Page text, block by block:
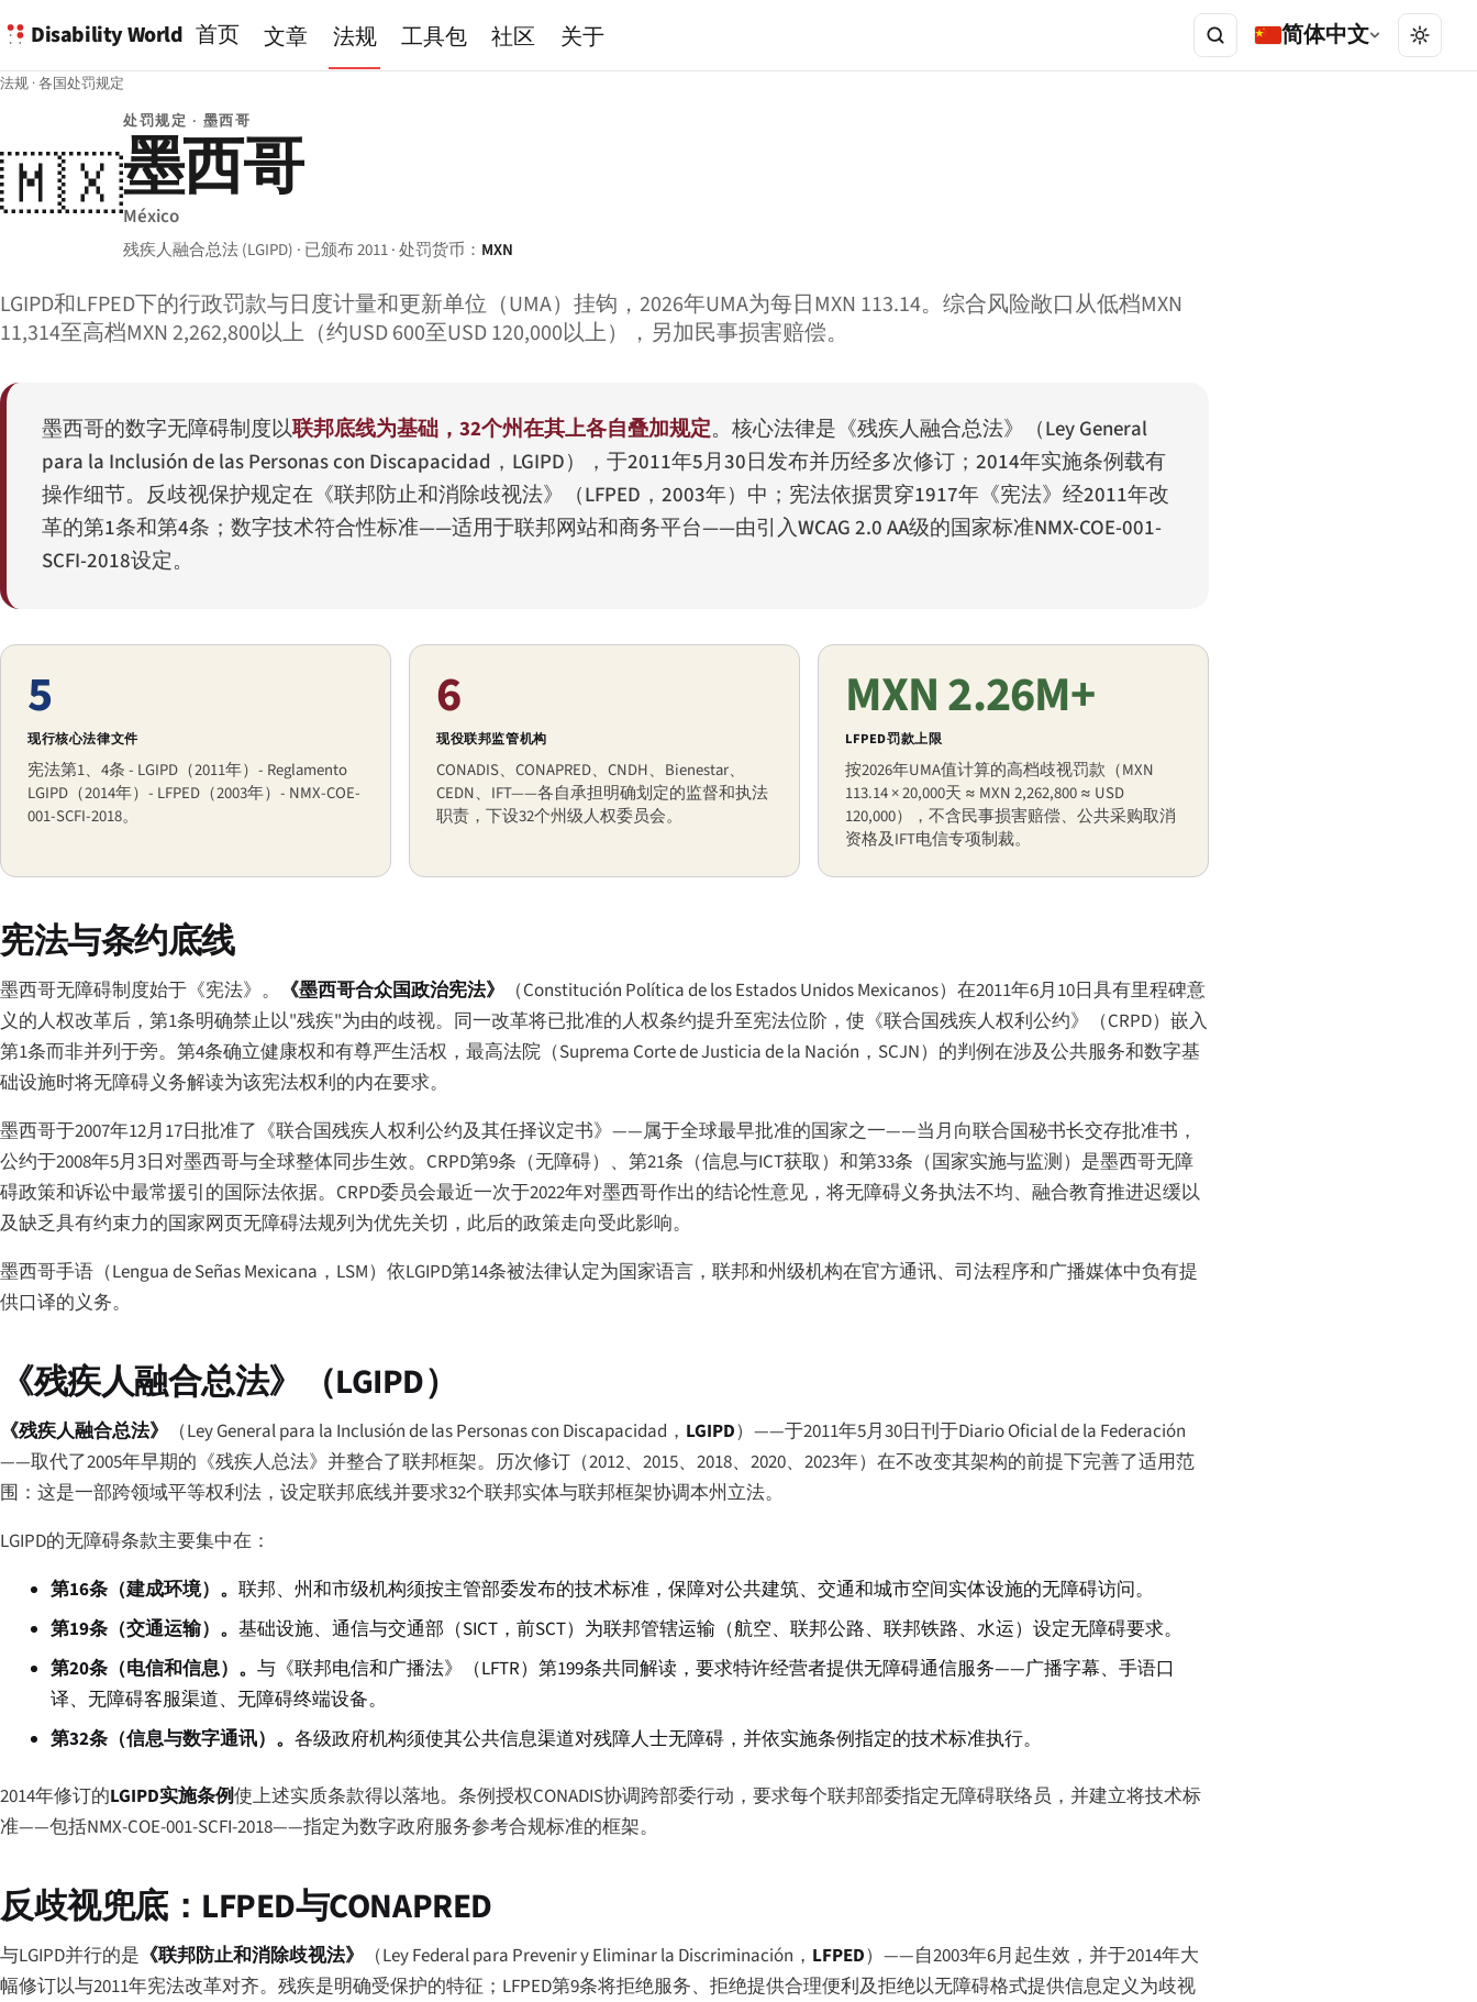
Disability World 首页 文章 法规 工具包 社区 关于 简体中文
法规 ·各国处罚规定
🇲🇽
处罚规定 · 墨西哥
墨西哥
México
残疾人融合总法 (LGIPD) · 已颁布 2011 · 处罚货币： MXN
LGIPD和LFPED下的行政罚款与日度计量和更新单位（UMA）挂钩，2026年UMA为每日MXN 113.14。综合风险敞口从低档MXN
11,314至高档MXN 2,262,800以上（约USD 600至USD 120,000以上），另加民事损害赔偿。
墨西哥的数字无障碍制度以联邦底线为基础，32个州在其上各自叠加规定。核心法律是《残疾人融合总法》（Ley General
para la Inclusión de las Personas con Discapacidad ，LGIPD），于2011年5月30日发布并历经多次修订；2014年实施条例载有
操作细节。反歧视保护规定在《联邦防止和消除歧视法》（LFPED，2003年）中；宪法依据贯穿1917年《宪法》经2011年改
革的第1条和第4条；数字技术符合性标准——适用于联邦网站和商务平台——由引入WCAG 2.0 AA级的国家标准NMX-COE-001-
SCFI-2018设定。
5
现行核心法律文件
宪法第1、4条 - LGIPD（2011年）- Reglamento
LGIPD（2014年）- LFPED（2003年）- NMX-COE-
001-SCFI-2018。
6
现役联邦监管机构
CONADIS、CONAPRED、CNDH、Bienestar、
CEDN、IFT——各自承担明确划定的监督和执法
职责，下设32个州级人权委员会。
MXN 2.26M+
LFPED罚款上限
按2026年UMA值计算的高档歧视罚款（MXN
113.14 × 20,000天 ≈ MXN 2,262,800 ≈ USD
120,000），不含民事损害赔偿、公共采购取消
资格及IFT电信专项制裁。
宪法与条约底线
墨西哥无障碍制度始于《宪法》。 《墨西哥合众国政治宪法》 （Constitución Política de los Estados Unidos Mexicanos）在2011年6月10日具有里程碑意
义的人权改革后，第1条明确禁止以"残疾"为由的歧视。同一改革将已批准的人权条约提升至宪法位阶，使《联合国残疾人权利公约》（CRPD）嵌入
第1条而非并列于旁。第4条确立健康权和有尊严生活权，最高法院（Suprema Corte de Justicia de la Nación ，SCJN）的判例在涉及公共服务和数字基
础设施时将无障碍义务解读为该宪法权利的内在要求。
墨西哥于2007年12月17日批准了《联合国残疾人权利公约及其任择议定书》——属于全球最早批准的国家之一——当月向联合国秘书长交存批准书，
公约于2008年5月3日对墨西哥与全球整体同步生效。CRPD第9条（无障碍）、第21条（信息与ICT获取）和第33条（国家实施与监测）是墨西哥无障
碍政策和诉讼中最常援引的国际法依据。CRPD委员会最近一次于2022年对墨西哥作出的结论性意见，将无障碍义务执法不均、融合教育推进迟缓以
及缺乏具有约束力的国家网页无障碍法规列为优先关切，此后的政策走向受此影响。
墨西哥手语（Lengua de Señas Mexicana ，LSM）依LGIPD第14条被法律认定为国家语言，联邦和州级机构在官方通讯、司法程序和广播媒体中负有提
供口译的义务。
《残疾人融合总法》（LGIPD）
《残疾人融合总法》 （Ley General para la Inclusión de las Personas con Discapacidad ， LGIPD）——于2011年5月30日刊于Diario Oficial de la Federación
——取代了2005年早期的《残疾人总法》并整合了联邦框架。历次修订（2012、2015、2018、2020、2023年）在不改变其架构的前提下完善了适用范
围：这是一部跨领域平等权利法，设定联邦底线并要求32个联邦实体与联邦框架协调本州立法。
LGIPD的无障碍条款主要集中在：
第16条（建成环境）。联邦、州和市级机构须按主管部委发布的技术标准，保障对公共建筑、交通和城市空间实体设施的无障碍访问。
第19条（交通运输）。基础设施、通信与交通部（SICT，前SCT）为联邦管辖运输（航空、联邦公路、联邦铁路、水运）设定无障碍要求。
第20条（电信和信息）。与《联邦电信和广播法》（LFTR）第199条共同解读，要求特许经营者提供无障碍通信服务——广播字幕、手语口
译、无障碍客服渠道、无障碍终端设备。
第32条（信息与数字通讯）。各级政府机构须使其公共信息渠道对残障人士无障碍，并依实施条例指定的技术标准执行。
2014年修订的LGIPD实施条例使上述实质条款得以落地。条例授权CONADIS协调跨部委行动，要求每个联邦部委指定无障碍联络员，并建立将技术标
准——包括NMX-COE-001-SCFI-2018——指定为数字政府服务参考合规标准的框架。
反歧视兜底：LFPED与CONAPRED
与LGIPD并行的是 《联邦防止和消除歧视法》 （Ley Federal para Prevenir y Eliminar la Discriminación ， LFPED）——自2003年6月起生效，并于2014年大
幅修订以与2011年宪法改革对齐。残疾是明确受保护的特征；LFPED第9条将拒绝服务、拒绝提供合理便利及拒绝以无障碍格式提供信息定义为歧视